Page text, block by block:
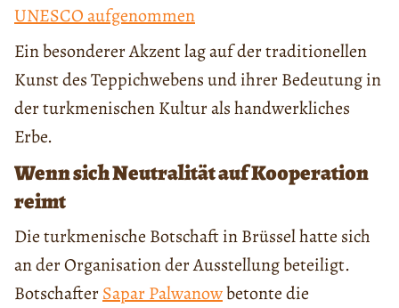
UNESCO aufgenommen
Ein besonderer Akzent lag auf der traditionellen
Kunst des Teppichwebens und ihrer Bedeutung in
der turkmenischen Kultur als handwerkliches
Erbe.
Wenn sich Neutralität auf Kooperation
reimt
Die turkmenische Botschaft in Brüssel hatte sich
an der Organisation der Ausstellung beteiligt.
BotschafterSapar Palwanowbetonte die